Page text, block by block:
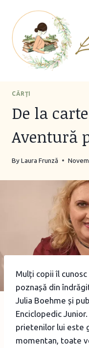
content
CĂRŢI
De la
Aventură
ByLaura Frunză
Mulți copii îl
poznașă din
Julia Boehme și
Enciclopedic
prietenilor lui este
momentan, toate